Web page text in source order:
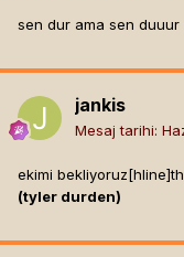
sen dur ama sen duuur
jankis
Mesaj tarihi:
ekimi bekliyoruz[hline]
(tyler durden)